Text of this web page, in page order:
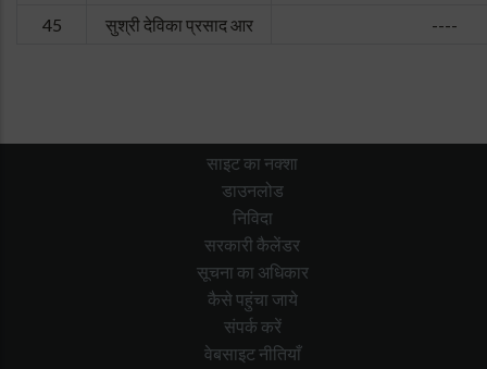
45
सुश्री देविका प्रसाद आर ----
साइट का नक्शा
डाउनलोड
निविदा
सरकारी कैलेंडर
सूचना का अधिकार
कैसे पहुंचा जाये
संपर्क करें
वेबसाइट नीतियाँ